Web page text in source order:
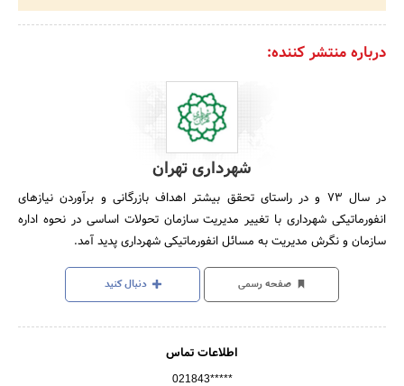
درباره منتشر کننده:
شهرداری تهران
در سال‌ 73 و در راستای‌ تحقق‌ بیشتر اهداف‌ بازرگانی‌ و برآوردن‌ نیازهای‌
انفورماتیکی‌ شهرداری‌ با تغییر مدیریت‌ سازمان‌ تحولات‌ اساسی‌ در نحوه‌ اداره‌
سازمان‌ و نگرش‌ مدیریت‌ به‌ مسائل‌ انفورماتیکی‌ شهرداری‌ پدید آمد.
صفحه رسمی دنبال کنید
اطلاعات تماس
021843*****